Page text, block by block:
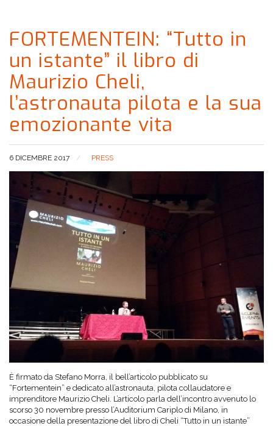
FORTEMENTEIN: “Tutto in
un istante” il libro di
Maurizio Cheli,
l’astronauta pilota e la sua
emozionante vita
6 DICEMBRE 2017 PRESS
È firmato da Stefano Morra, il bell’articolo pubblicato su
“Fortementein” e dedicato all’astronauta, pilota collaudatore e
imprenditore Maurizio Cheli. L’articolo parla dell’incontro avvenuto lo
scorso 30 novembre presso l’Auditorium Cariplo di Milano, in
occasione della presentazione del libro di Cheli “Tutto in un istante”